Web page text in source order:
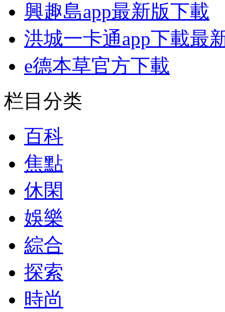
興趣島app最新版下載
洪城一卡通app下載最
e德本草官方下載
栏目分类
百科
焦點
休閑
娛樂
綜合
探索
時尚